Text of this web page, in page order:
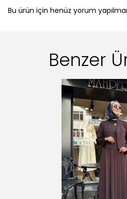
Bu ürün için henüz yorum
Benzer